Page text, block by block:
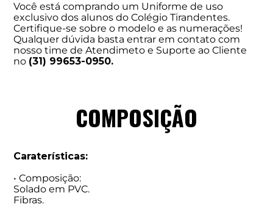
Você está comprando um Uniforme de uso
exclusivo dos alunos do Colégio Tirandentes.
Certifique-se sobre o modelo e as numerações!
Qualquer dúvida basta entrar em contato com
nosso time de Atendimeto e Suporte ao Cliente
no (31) 99653-0950.
COMPOSIÇÃO
Caraterísticas:
• Composição:
Solado em PVC.
Fibras.